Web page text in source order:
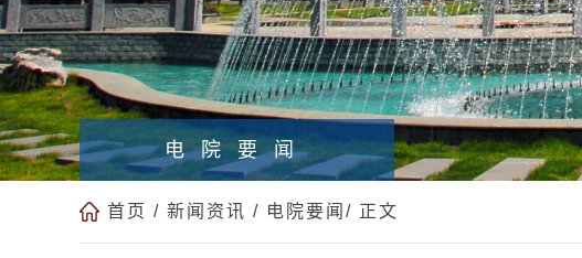
电院要闻
首页 / 新闻资讯 / 电院要闻 / 正文